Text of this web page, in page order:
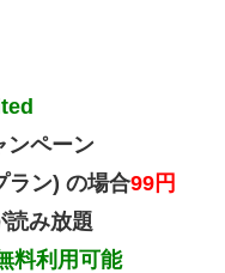
ンペーン
ラン) の場合99円
読み放題
料利用可能